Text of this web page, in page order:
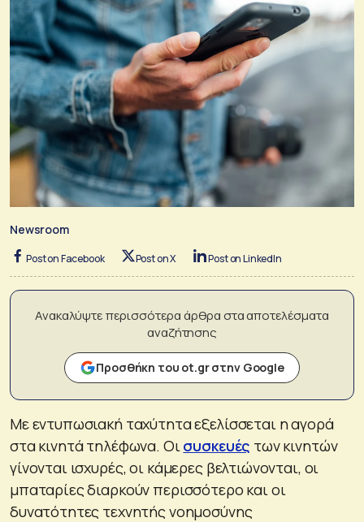
Newsroom
Post on Facebook Post on X Post on LinkedIn
Ανακαλύψτε περισσότερα άρθρα στα αποτελέσματα
αναζήτησης
Προσθήκη του ot.gr στην Google
Με εντυπωσιακή ταχύτητα εξελίσσεται η αγορά
στα κινητά τηλέφωνα. Οι συσκευές των κινητών
γίνονται ισχυρές, οι κάμερες βελτιώνονται, οι
μπαταρίες διαρκούν περισσότερο και οι
δυνατότητες τεχνητής νοημοσύνης